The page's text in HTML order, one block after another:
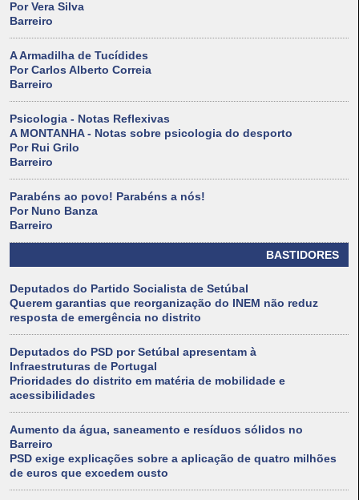
Por Vera Silva
Barreiro
A Armadilha de Tucídides
Por Carlos Alberto Correia
Barreiro
Psicologia - Notas Reflexivas
A MONTANHA - Notas sobre psicologia do desporto
Por Rui Grilo
Barreiro
Parabéns ao povo! Parabéns a nós!
Por Nuno Banza
Barreiro
BASTIDORES
Deputados do Partido Socialista de Setúbal
Querem garantias que reorganização do INEM não reduz
resposta de emergência no distrito
Deputados do PSD por Setúbal apresentam à
Infraestruturas de Portugal
Prioridades do distrito em matéria de mobilidade e
acessibilidades
Aumento da água, saneamento e resíduos sólidos no
Barreiro
PSD exige explicações sobre a aplicação de quatro milhões
de euros que excedem custo